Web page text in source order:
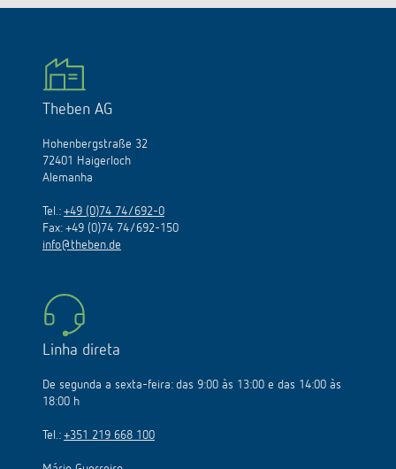
Theben AG
Hohenbergstraße 32
72401 Haigerloch
Alemanha
Tel.: +49 (0)74 74/692-0
Fax: +49 (0)74 74/692-150
info@theben.de
Linha direta
De segunda a sexta-feira: das 9:00 às 13:00 e das 14:00 às
18:00 h
Tel.: +351 219 668 100